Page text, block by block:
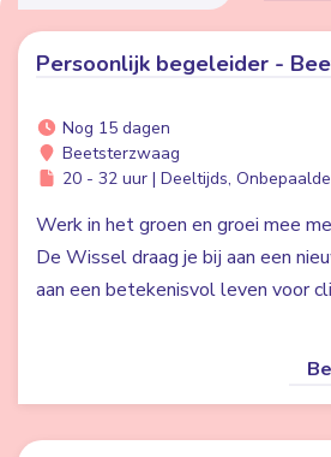
Persoonlijk begeleider -
Nog 15 dagen
Beetsterzwaag
20 - 32 uur | Deeltijds,
Werk in het groen en groei mee
De Wissel draag je bij aan een
aan een betekenisvol leven voor